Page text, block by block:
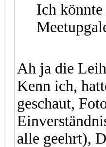
Ich
Ah ja die
Kenn ich,
geschaut,
alle geehrt),